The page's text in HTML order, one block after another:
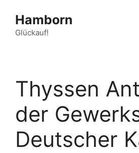
Inhalt
springen
Hamborn
Glückauf!
Thyssen
der
Deutscher